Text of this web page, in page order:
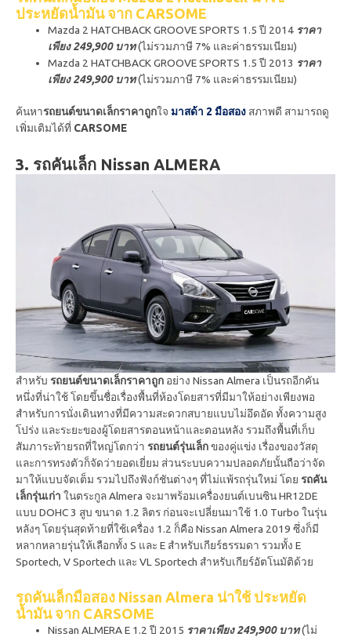
ประหยัดน้ำมัน จาก CARSOME
Mazda 2 HATCHBACK GROOVE SPORTS 1.5 ปี 2014 ราคา
เพียง 249,900 บาท(ไม่รวมภาษี 7% และค่าธรรมเนียม)
Mazda 2 HATCHBACK GROOVE SPORTS 1.5 ปี 2013 ราคา
เพียง 249,900 บาท(ไม่รวมภาษี 7% และค่าธรรมเนียม)
ค้นหารถยนต์ขนาดเล็กราคาถูกใจ มาสด้า 2 มือสอง สภาพดี สามารถดู
เพิ่มเติมได้ที่ CARSOME
3. รถคันเล็ก Nissan ALMERA
สำหรับ รถยนต์ขนาดเล็กราคาถูก อย่าง Nissan Almera เป็นรถอีกคัน
หนึ่งที่น่าใช้ โดยขึ้นชื่อเรื่องพื้นที่ห้องโดยสารที่มีมาให้อย่างเพียงพอ
สำหรับการนั่งเดินทางที่มีความสะดวกสบายแบบไม่อึดอัด ทั้งความสูง
โปร่ง และระยะของผู้โดยสารตอนหน้าและตอนหลัง รวมถึงพื้นที่เก็บ
สัมภาระท้ายรถที่ใหญ่โตกว่า รถยนต์รุ่นเล็กของคู่แข่ง เรื่องของวัสดุ
และการทรงตัวก็จัดว่ายอดเยี่ยม ส่วนระบบความปลอดภัยนั้นถือว่าจัด
มาให้แบบจัดเต็ม รวมไปถึงฟังก์ชันต่างๆ ที่ไม่แพ้รถรุ่นใหม่ โดย รถคัน
เล็กรุ่นเก่า ในตระกูล Almera จะมาพร้อมเครื่องยนต์เบนซิน HR12DE
แบบ DOHC 3 สูบ ขนาด 1.2 ลิตร ก่อนจะเปลี่ยนมาใช้ 1.0 Turbo ในรุ่น
หลังๆ โดยรุ่นสุดท้ายที่ใช้เครื่อง 1.2 ก็คือ Nissan Almera 2019 ซึ่งก็มี
หลากหลายรุ่นให้เลือกทั้ง S และ E สำหรับเกียร์ธรรมดา รวมทั้ง E
Sportech, V Sportech และ VL Sportech สำหรับเกียร์อัตโนมัติด้วย
รถคันเล็กมือสอง Nissan Almera น่าใช้ ประหยัด
น้ำมัน จาก CARSOME
Nissan ALMERA E 1.2 ปี 2015 ราคาเพียง 249,900 บาท(ไม่